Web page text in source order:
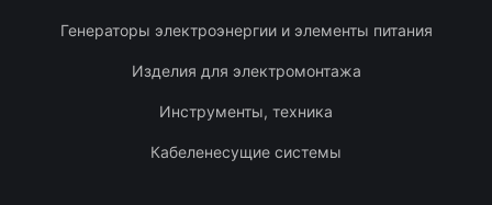
Генераторы электроэнергии и элементы питания
Изделия для электромонтажа
Инструменты, техника
Кабеленесущие системы